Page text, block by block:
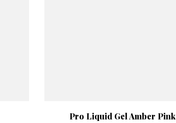
Aperçu rapide
Pro Liquid Gel Amber Pink